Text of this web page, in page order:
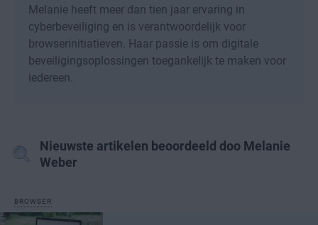
Melanie heeft meer dan tien jaar ervaring in
cyberbeveiliging en is verantwoordelijk voor
browserinitiatieven. Haar passie is om digitale
beveiligingsoplossingen toegankelijk te maken voor
iedereen.
Nieuwste artikelen beoordeeld doo Melanie
Weber
BROWSER